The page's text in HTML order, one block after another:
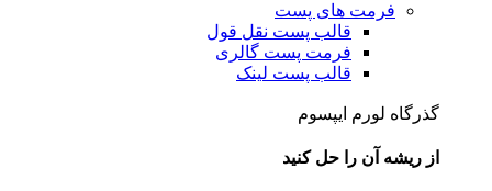
فرمت های پست
قالب پست نقل قول
فرمت پست گالری
قالب پست لینک
گذرگاه لورم ایپسوم
از ریشه آن را حل کنید